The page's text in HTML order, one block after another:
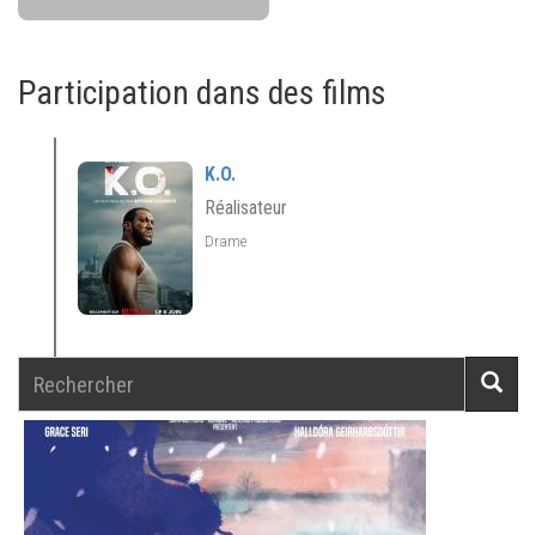
Participation dans des films
K.O.
Réalisateur
Drame